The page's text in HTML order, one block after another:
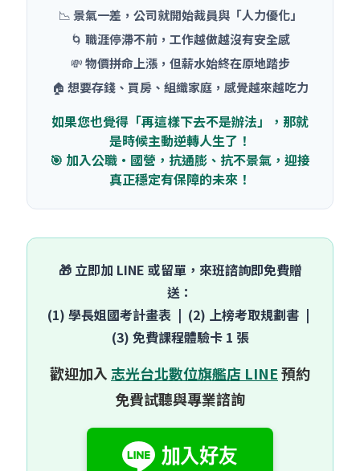
📉景氣一差，公司就開始裁員與「人力優化」
🌀 職涯停滯不前，工作越做越沒有安全感
💸物價拼命上漲，但薪水始終在原地踏步
🏠 想要存錢、買房、組織家庭，感覺越來越吃力
如果您也覺得「再這樣下去不是辦法」，那就
是時候主動逆轉人生了！
🎯 加入公職・國營，抗通膨、抗不景氣，迎接
真正穩定有保障的未來！
🎁 立即加 LINE 或留單，來班諮詢即免費贈
送：
(1) 學長姐國考計畫表 | (2) 上榜考取規劃書 |
(3) 免費課程體驗卡 1 張
歡迎加入 志光台北數位旗艦店 LINE預約
免費試聽與專業諮詢